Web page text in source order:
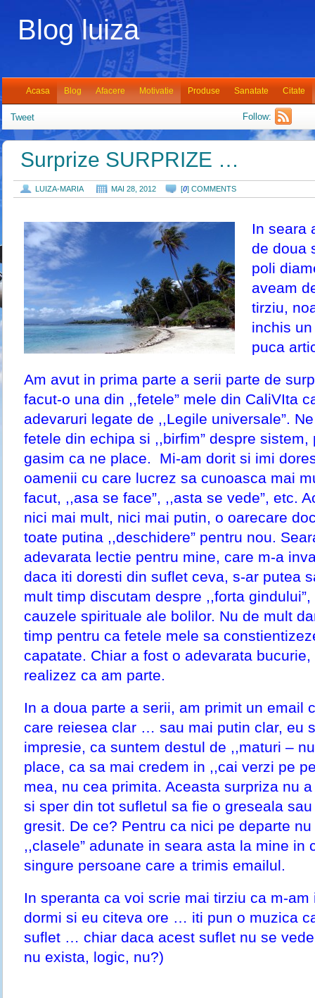
Blog luiza
Acasa Blog Afacere Motivatie Produse Sanatate Citate
Tweet Follow:
Surprize SURPRIZE …
LUIZA-MARIA MAI 28, 2012 [0] COMMENTS
In seara
de doua
poli
aveam
tirziu,
inchis
puca
Am avut in prima parte a serii parte de
facut-o una din ,,fetele” mele din CaliVIta
adevaruri legate de ,,Legile universale”.
fetele din echipa si ,,birfim” despre
gasim ca ne place. Mi-am dorit si imi
oamenii cu care lucrez sa cunoasca mai
facut, ,,asa se face”, ,,asta se vede”, etc.
nici mai mult, nici mai putin, o oarecare
toate putina ,,deschidere” pentru nou.
adevarata lectie pentru mine, care m-a
daca iti doresti din suflet ceva, s-ar putea
mult timp discutam despre ,,forta
cauzele spirituale ale bolilor. Nu de mult
timp pentru ca fetele mele sa
capatate. Chiar a fost o adevarata
realizez ca am parte.
In a doua parte a serii, am primit un email
care reiesea clar … sau mai putin clar, eu
impresie, ca suntem destul de ,,maturi –
place, ca sa mai credem in ,,cai verzi pe
mea, nu cea primita. Aceasta surpriza nu
si sper din tot sufletul sa fie o greseala
gresit. De ce? Pentru ca nici pe departe
,,clasele” adunate in seara asta la mine in
singure persoane care a trimis emailul.
In speranta ca voi scrie mai tirziu ca m-
dormi si eu citeva ore … iti pun o muzica
suflet … chiar daca acest suflet nu se
nu exista, logic, nu?)